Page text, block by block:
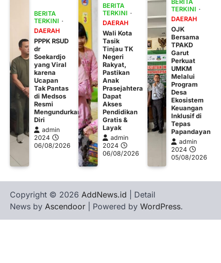
BERITA
TERKINI
DAERAH
PPPK RSUD
dr
Soekardjo
yang Viral
karena
Ucapan
Tak Pantas
di Medsos
Resmi
Mengundurkan
Diri
admin
2024
06/08/2026
BERITA
TERKINI
DAERAH
Wali Kota
Tasik
Tinjau TK
Negeri
Rakyat,
Pastikan
Anak
Prasejahtera
Dapat
Akses
Pendidikan
Gratis &
Layak
admin
2024
06/08/2026
BERITA
TERKINI
DAERAH
OJK
Bersama
TPAKD
Garut
Perkuat
UMKM
Melalui
Program
Desa
Ekosistem
Keuangan
Inklusif di
Tepas
Papandayan
admin
2024
05/08/2026
Copyright © 2026 AddNews.id | Detail
News by Ascendoor | Powered by WordPress.